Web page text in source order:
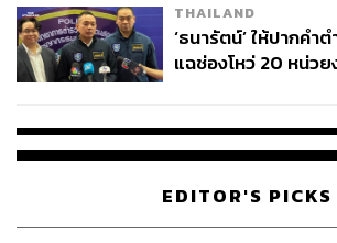
จ่ายหนี้-แอบระบุแบรน
THAILAND
‘ธนารัตน์’ ให้ปากคำ
แฉช่องโหว่ 20 หน่วย
EDITOR'S PICKS